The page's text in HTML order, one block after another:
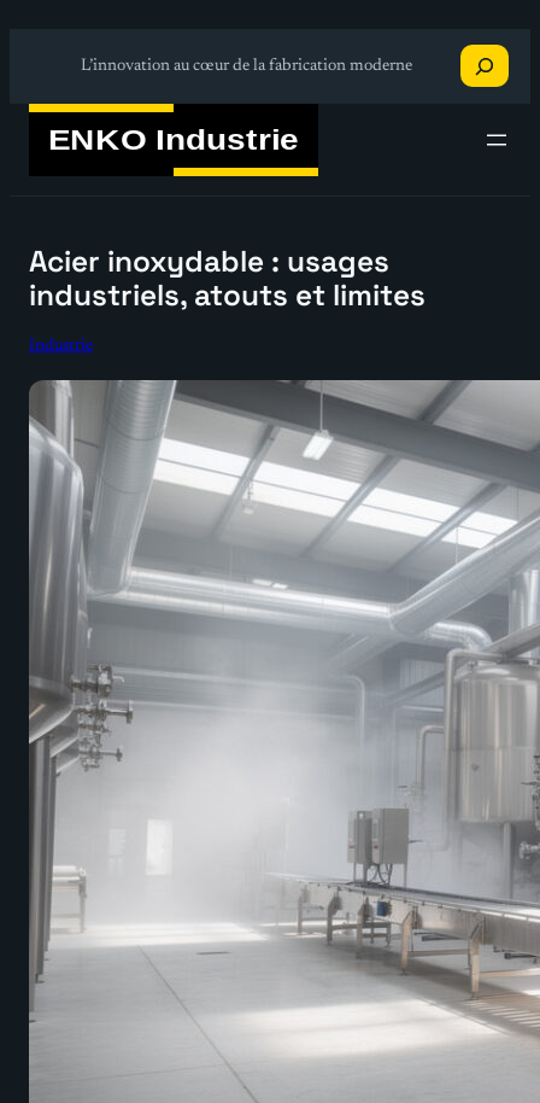
L’innovation au cœur de la fabrication moderne
Recherche
Acier inoxydable : usages
industriels, atouts et limites
Industrie